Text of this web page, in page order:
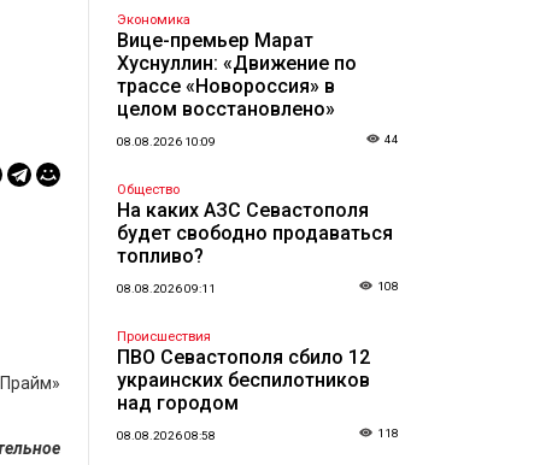
Экономика
Вице-премьер Марат
Хуснуллин: «Движение по
трассе «Новороссия» в
целом восстановлено»
08.08.2026 10:09 44
Общество
На каких АЗС Севастополя
будет свободно продаваться
топливо?
08.08.2026 09:11 108
Происшествия
ПВО Севастополя сбило 12
украинских беспилотников
над городом
08.08.2026 08:58 118